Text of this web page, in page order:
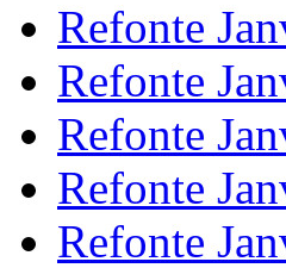
Refonte
Refonte
Refonte
Refonte
Refonte